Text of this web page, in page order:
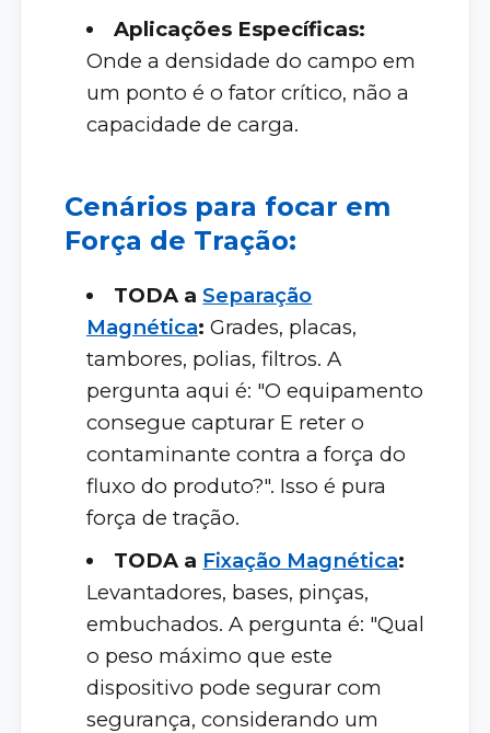
Aplicações Específicas:
Onde a densidade do campo em
um ponto é o fator crítico, não a
capacidade de carga.
Cenários para focar em
Força de Tração:
TODA aSeparação
Magnética: Grades, placas,
tambores, polias, filtros. A
pergunta aqui é: "O equipamento
consegue capturar E reter o
contaminante contra a força do
fluxo do produto?". Isso é pura
força de tração.
TODA a Fixação Magnética:
Levantadores, bases, pinças,
embuchados. A pergunta é: "Qual
o peso máximo que este
dispositivo pode segurar com
segurança, considerando um